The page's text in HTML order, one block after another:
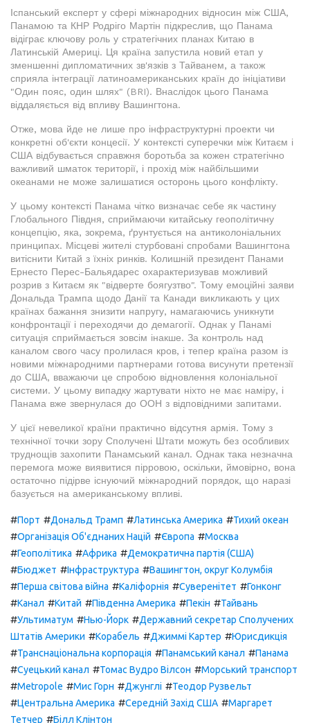
Іспанський експерт у сфері міжнародних відносин між США,
Панамою та КНР Родріго Мартін підкреслив, що Панама
відіграє ключову роль у стратегічних планах Китаю в
Латинській Америці. Ця країна запустила новий етап у
зменшенні дипломатичних зв'язків з Тайванем, а також
сприяла інтеграції латиноамериканських країн до ініціативи
"Один пояс, один шлях" (BRI). Внаслідок цього Панама
віддаляється від впливу Вашингтона.
Отже, мова йде не лише про інфраструктурні проекти чи
конкретні об'єкти концесії. У контексті суперечки між Китаєм і
США відбувається справжня боротьба за кожен стратегічно
важливий шматок території, і прохід між найбільшими
океанами не може залишатися осторонь цього конфлікту.
У цьому контексті Панама чітко визначає себе як частину
Глобального Півдня, сприймаючи китайську геополітичну
концепцію, яка, зокрема, ґрунтується на антиколоніальних
принципах. Місцеві жителі стурбовані спробами Вашингтона
витіснити Китай з їхніх ринків. Колишній президент Панами
Ернесто Перес-Бальядарес охарактеризував можливий
розрив з Китаєм як "відверте боягузтво". Тому емоційні заяви
Дональда Трампа щодо Данії та Канади викликають у цих
країнах бажання знизити напругу, намагаючись уникнути
конфронтації і переходячи до демагогії. Однак у Панамі
ситуація сприймається зовсім інакше. За контроль над
каналом свого часу пролилася кров, і тепер країна разом із
новими міжнародними партнерами готова висунути претензії
до США, вважаючи це спробою відновлення колоніальної
системи. У цьому випадку жартувати ніхто не має наміру, і
Панама вже звернулася до ООН з відповідними запитами.
У цієї невеликої країни практично відсутня армія. Тому з
технічної точки зору Сполучені Штати можуть без особливих
труднощів захопити Панамський канал. Однак така незначна
перемога може виявитися пірровою, оскільки, ймовірно, вона
остаточно підірве існуючий міжнародний порядок, що наразі
базується на американському впливі.
#Порт #Дональд Трамп #Латинська Америка #Тихий океан
#Організація Об'єднаних Націй #Європа #Москва
#Геополітика #Африка #Демократична партія (США)
#Бюджет #Інфраструктура #Вашингтон, округ Колумбія
#Перша світова війна #Каліфорнія #Суверенітет #Гонконг
#Канал #Китай #Південна Америка #Пекін #Тайвань
#Ультиматум #Нью-Йорк #Державний секретар Сполучених
Штатів Америки #Корабель #Джиммі Картер #Юрисдикція
#Транснаціональна корпорація #Панамський канал #Панама
#Суецький канал #Томас Вудро Вілсон #Морський транспорт
#Metropole #Мис Горн #Джунглі #Теодор Рузвельт
#Центральна Америка #Середній Захід США #Маргарет
Тетчер #Білл Клінтон